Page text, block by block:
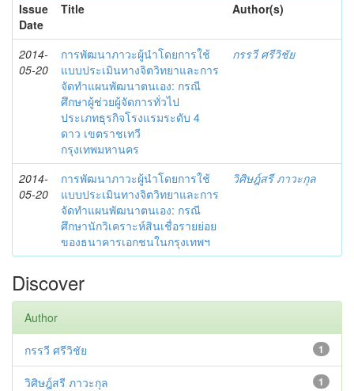
Issue
Date
Title Author(s)
2014-
05-20
การพัฒนาภาวะผู้นำโดยการใช้
แบบประเมินทางจิตวิทยาและการ
จัดทำแผนพัฒนาตนเอง: กรณี
ศึกษาผู้ช่วยผู้จัดการทั่วไป
ประเภทธุรกิจโรงแรมระดับ 4
ดาว เขตราชเทวี
กรุงเทพมหานคร
กรรวี ศรีวิชัย
2014-
05-20
การพัฒนาภาวะผู้นำโดยการใช้
แบบประเมินทางจิตวิทยาและการ
จัดทำแผนพัฒนาตนเอง: กรณี
ศึกษานักวิเคราะห์สินเชื่อรายย่อย
ของธนาคารเอกชนในกรุงเทพฯ
วิศิษฎ์สรี ภาวะกุล
Discover
Author
1
กรรวี ศรีวิชัย
1
วิศิษฎ์สรี ภาวะกุล